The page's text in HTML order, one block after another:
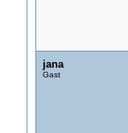
jana
Gast